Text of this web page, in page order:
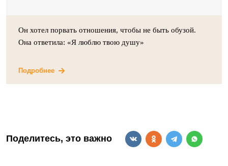
Он хотел порвать отношения, чтобы не быть обузой.
Она ответила: «Я люблю твою душу»
Подробнее
Поделитесь, это важно